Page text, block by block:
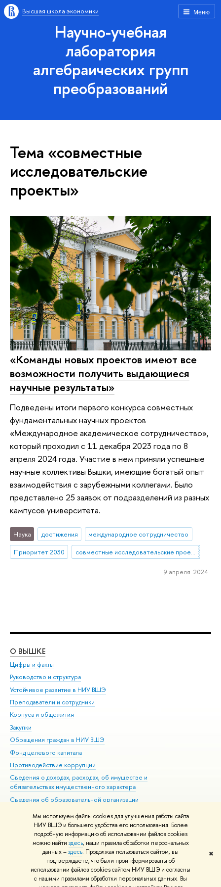
Мы используем файлы cookies для улучшения работы сайта
НИУ ВШЭ и большего удобства его использования. Более
подробную информацию об использовании файлов cookies
можно найти здесь, наши правила обработки персональных
данных –здесь. Продолжая пользоваться сайтом, вы
подтверждаете, что были проинформированы об
использовании файлов cookies сайтом НИУ ВШЭ и согласны
с нашими правилами обработки персональных данных. Вы
✖
Меню
Высшая школа экономики
Научно-учебная
лаборатория
алгебраических групп
преобразований
Тема «совместные
исследовательские
проекты»
«Команды новых проектов имеют все
возможности получить выдающиеся
научные результаты»
Подведены итоги первого конкурса совместных
фундаментальных научных проектов
«Международное академическое сотрудничество»,
который проходил с 11 декабря 2023 года по 8
апреля 2024 года. Участие в нем приняли успешные
научные коллективы Вышки, имеющие богатый опыт
взаимодействия с зарубежными коллегами. Было
представлено 25 заявок от подразделений из разных
кампусов университета.
Наука достижения
международное сотрудничество
Приоритет 2030
совместные исследовательские проекты
9 апреля 2024
О ВЫШКЕ
Цифры и факты
Руководство и структура
Устойчивое развитие в НИУ ВШЭ
Преподаватели и сотрудники
Корпуса и общежития
Закупки
Обращения граждан в НИУ ВШЭ
Фонд целевого капитала
Противодействие коррупции
Сведения о доходах, расходах, об имуществе и
обязательствах имущественного характера
Сведения об образовательной организации
Людям с ограниченными возможностями здоровья
Единая платежная страница
Работа в Вышке
© НИУ ВШЭ 1993–2026 Адреса и контакты Условия использования
материалов Политика конфиденциальности Карта сайта